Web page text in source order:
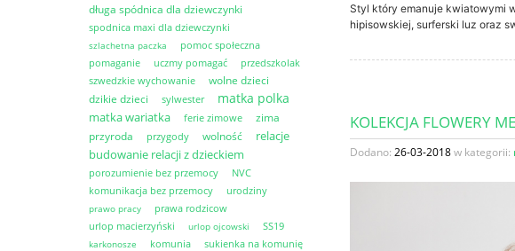
długa spódnica dla dziewczynki
spodnica maxi dla dziewczynki
szlachetna paczka
pomoc społeczna
pomaganie
uczmy pomagać
przedszkolak
szwedzkie wychowanie
wolne dzieci
dzikie dzieci
sylwester matka polka
matka wariatka ferie zimowe
zima
przyroda
przygody wolność
relacje
budowanie relacji z dzieckiem
porozumienie bez przemocy
NVC
komunikacja bez przemocy
urodziny
prawo pracy
prawa rodzicow
urlop macierzyński
urlop ojcowski SS19
karkonosze komunia
sukienka na komunię
Styl który emanuje kwiatowymi
hipisowskiej, surferski luz oraz
KOLEKCJA FLOWERY
Dodano: 26-03-2018w kategorii: